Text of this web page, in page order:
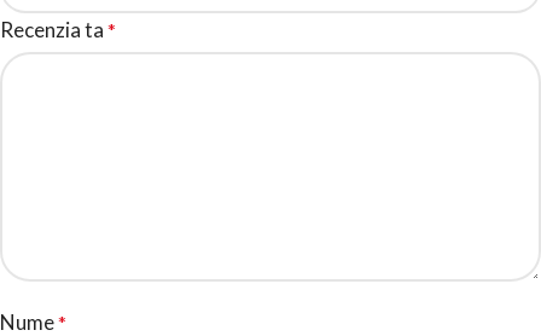
Recenzia ta *
Nume*